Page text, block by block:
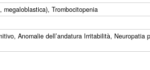
megaloblastica), Trombocitopenia
Anomalie dell’andatura Irritabilità, Neuropatia